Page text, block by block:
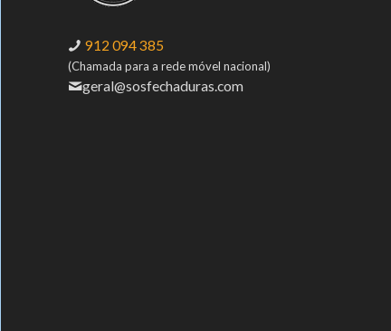
912 094 385
(Chamada para a rede móvel nacional)
geral@sosfechaduras.com